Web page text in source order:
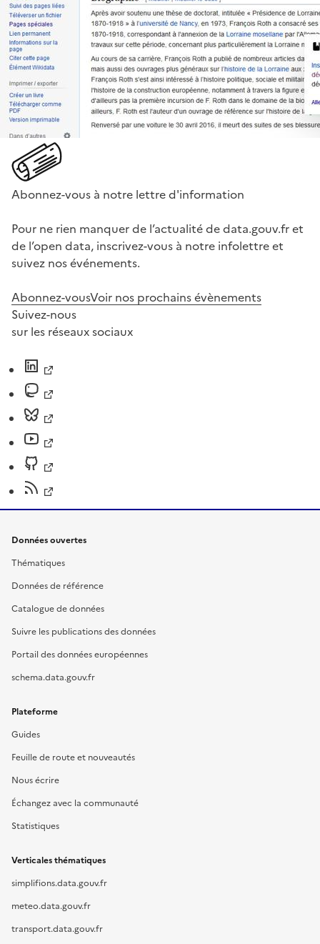
Abonnez-vous à notre lettre d'information
Pour ne rien manquer de l’actualité de data.gouv.fr et
de l’open data, inscrivez-vous à notre infolettre et
suivez nos événements.
Abonnez-vousVoir nos prochains évènements
Suivez-nous
sur les réseaux sociaux
Données ouvertes
Thématiques
Données de référence
Catalogue de données
Suivre les publications des données
Portail des données européennes
schema.data.gouv.fr
Plateforme
Guides
Feuille de route et nouveautés
Nous écrire
Échangez avec la communauté
Statistiques
Verticales thématiques
simplifions.data.gouv.fr
meteo.data.gouv.fr
transport.data.gouv.fr